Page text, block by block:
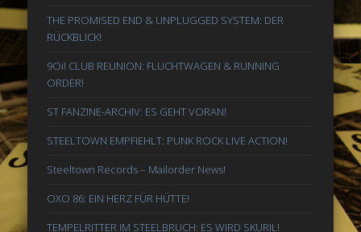
THE PROMISED END & UNPLUGGED SYSTEM: DER
RÜCKBLICK!
9Oi! CLUB REUNION: FLUCHTWAGEN & RUNNING
ORDER!
ST FANZINE-ARCHIV: ES GEHT VORAN!
STEELTOWN EMPFIEHLT: PUNK ROCK LIVE ACTION!
Steeltown Records – Mailorder News!
OXO 86: EIN HERZ FÜR HÜTTE!
TEMPELRITTER IM STEELBRUCH: ES WIRD SKURIL!